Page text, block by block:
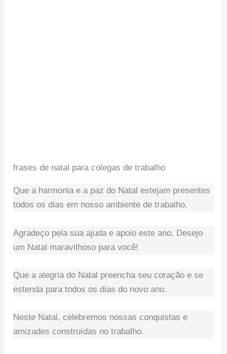
frases de natal para colegas de trabalho
Que a harmonia e a paz do Natal estejam presentes
todos os dias em nosso ambiente de trabalho.
Agradeço pela sua ajuda e apoio este ano. Desejo
um Natal maravilhoso para você!
Que a alegria do Natal preencha seu coração e se
estenda para todos os dias do novo ano.
Neste Natal, celebremos nossas conquistas e
amizades construídas no trabalho.